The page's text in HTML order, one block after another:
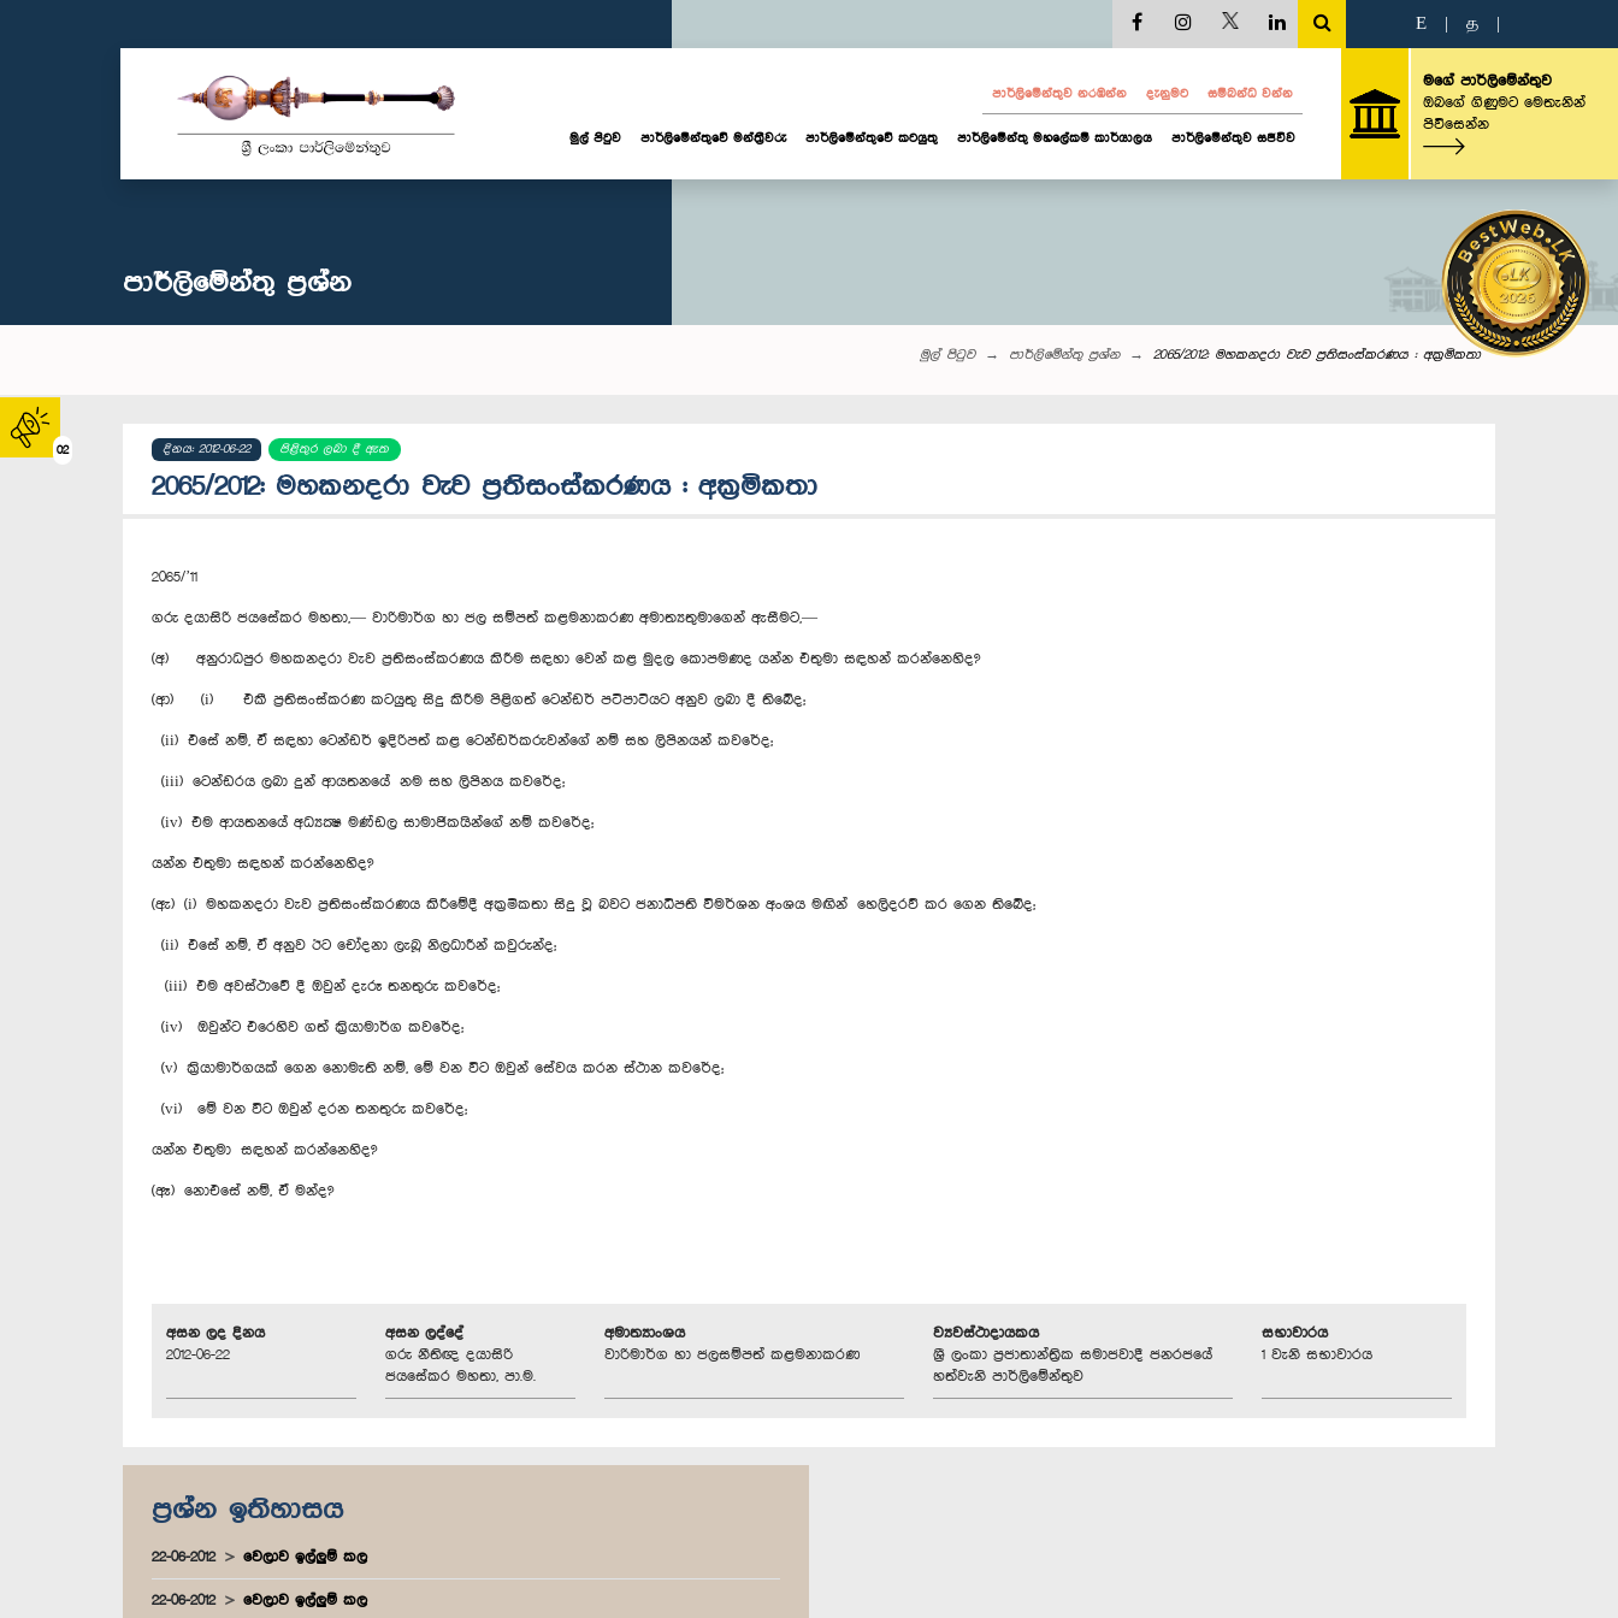
02
E த
පාර්ලි‌මේන්තුව නරඹන්න දැනුමට සම්බන්ධ වන්න
මුල් පිටුව පාර්ලි‌මේන්තුවේ මන්ත්‍රීවරු පාර්ලිමේන්තුවේ කටයුතු පාර්ලිමේන්තු මහලේකම් කාර්යාලය පාර්ලිමේන්තුව සජීවීව
මගේ පාර්ලිමේන්තුව
ඔබගේ ගිණුමට මෙතැනින්
පිවිසෙන්න
පාර්ලි‌මේන්තු‌ ප්‍රශ්න
මුල් පිටුව පාර්ලි‌මේන්තු‌ ප්‍රශ්න 2065/2012: මහකනදරා වැව ප‍්‍රතිසංස්කරණය : අක‍්‍රමිකතා
දිනය: 2012-06-22 පිළිතුර ලබා දී ඇත
2065/2012: මහකනදරා වැව ප‍්‍රතිසංස්කරණය : අක‍්‍රමිකතා
2065/’11
ගරු දයාසිරි ජයසේකර මහතා,— වාරිමාර්ග හා ජල සම්පත් කළමනාකරණ අමාත්‍යතුමාගෙන් ඇසීමට,—
(අ) අනුරාධපුර මහකනදරා වැව ප‍්‍රතිසංස්කරණය කිරීම සඳහා වෙන් කළ මුදල කොපමණද යන්න එතුමා සඳහන් කරන්නෙහිද?
(ආ) (i) එකී ප‍්‍රතිසංස්කරණ කටයුතු සිදු කිරීම පිළිගත් ටෙන්ඩර් පටිපාටියට අනුව ලබා දී තිබේද;
(ii) එසේ නම්, ඒ සඳහා ටෙන්ඩර් ඉදිරිපත් කළ ටෙන්ඩර්කරුවන්ගේ නම් සහ ලිපිනයන් කවරේද;
(iii) ටෙන්ඩරය ලබා දුන් ආයතනයේ නම සහ ලිපිනය කවරේද;
(iv) එම ආයතනයේ අධ්‍යක්‍ෂ මණ්ඩල සාමාජිකයින්ගේ නම් කවරේද;
යන්න එතුමා සඳහන් කරන්නෙහිද?
(ඇ) (i) මහකනදරා වැව ප‍්‍රතිසංස්කරණය කිරීමේදී අක‍්‍රමිකතා සිදු වූ බවට ජනාධිපති විමර්ශන අංශය මඟින් හෙලිදරව් කර ගෙන තිබේද;
(ii) එසේ නම්, ඒ අනුව ඊට චෝදනා ලැබූ නිලධාරීන් කවුරුන්ද;
(iii) එම අවස්ථාවේ දී ඔවුන් දැරූ තනතුරු කවරේද;
(iv) ඔවුන්ට එරෙහිව ගත් ක‍්‍රියාමාර්ග කවරේද;
(v) ක‍්‍රියාමාර්ගයක් ගෙන නොමැති නම්, මේ වන විට ඔවුන් සේවය කරන ස්ථාන කවරේද;
(vi) මේ වන විට ඔවුන් දරන තනතුරු කවරේද;
යන්න එතුමා සඳහන් කරන්නෙහිද?
(ඈ) නොඑසේ නම්, ඒ මන්ද?
අසන ලද දිනය
2012-06-22
අසන ලද්දේ
ගරු නීතිඥ දයාසිරි
ජයසේකර මහතා, පා.ම.
අමාත්‍යාංශය
වාරිමාර්ග හා ජලසම්පත් කළමනාකරණ
ව්‍යවස්ථාදායකය
ශ්‍රී ලංකා ප්‍රජාතාන්ත්‍රික සමාජවාදී ජනරජයේ
හත්වැනි පාර්ලිමේන්තුව
සභාවාරය
1 වැනි සභාවාරය
ප්‍රශ්න ඉතිහාසය
22-06-2012 වෙලාව ඉල්ලුම් කල
22-06-2012 වෙලාව ඉල්ලුම් කල